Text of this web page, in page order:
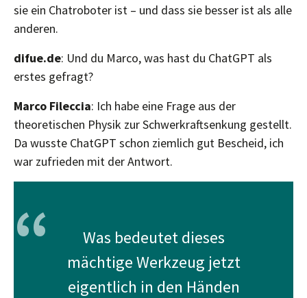
sie ein Chatroboter ist – und dass sie besser ist als alle
anderen.
difue.de: Und du Marco, was hast du ChatGPT als
erstes gefragt?
Marco Fileccia: Ich habe eine Frage aus der
theoretischen Physik zur Schwerkraftsenkung gestellt.
Da wusste ChatGPT schon ziemlich gut Bescheid, ich
war zufrieden mit der Antwort.
“
Was bedeutet dieses
mächtige Werkzeug jetzt
eigentlich in den Händen